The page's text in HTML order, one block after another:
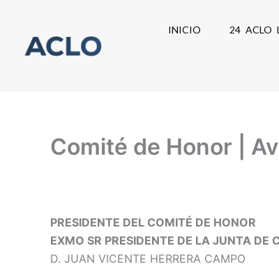
contenido
INICIO 24 ACLO
Comité de Honor |
PRESIDENTE DEL COMITÉ DE HONOR
EXMO SR PRESIDENTE DE LA JUNTA DE
D. JUAN VICENTE HERRERA CAMPO